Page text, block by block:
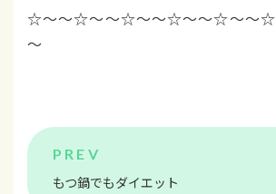
☆～～☆～～☆～～☆～～☆～～☆
～
もつ鍋でもダイエット